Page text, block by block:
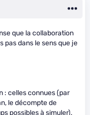
que la collaboration
pas dans le sens que je
: celles connues (par
le décompte de
possibles à simuler).